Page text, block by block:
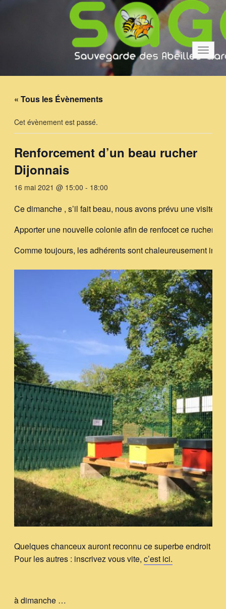
la
« Tous les Évènements
Cet évènement est passé.
Renforcement d’un beau rucher
Dijonnais
16 mai 2021 @ 15:00 - 18:00
Ce dimanche , s’il fait beau, nous avons prévu une visite
Apporter une nouvelle colonie afin de renfocet ce rucher.
Comme toujours, les adhérents sont chaleureusement
Quelques chanceux auront reconnu ce superbe endroit .
Pour les autres : inscrivez vous vite, c’est ici.
à dimanche …